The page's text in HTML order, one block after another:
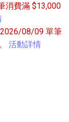
消費滿 $13,000
08/09 單筆
活動詳情